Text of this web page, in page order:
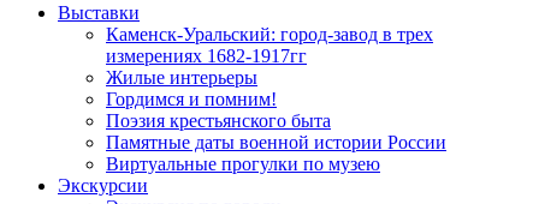
Выставки
Каменск-Уральский: город-завод в трех
измерениях 1682-1917гг
Жилые интерьеры
Гордимся и помним!
Поэзия крестьянского быта
Памятные даты военной истории России
Виртуальные прогулки по музею
Экскурсии